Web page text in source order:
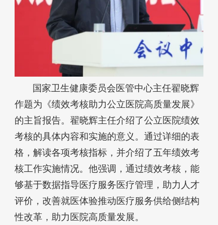
国家卫生健康委员会医管中心主任翟晓辉
作题为《绩效考核助力公立医院高质量发展》
的主旨报告。翟晓辉主任介绍了公立医院绩效
考核的具体内容和实施的意义。通过详细的表
格，解读各项考核指标，并介绍了五年绩效考
核工作实施情况。他强调，通过绩效考核，能
够基于数据指导医疗服务医疗管理，助力人才
评价，改善就医体验推动医疗服务供给侧结构
性改革，助力医院高质量发展。